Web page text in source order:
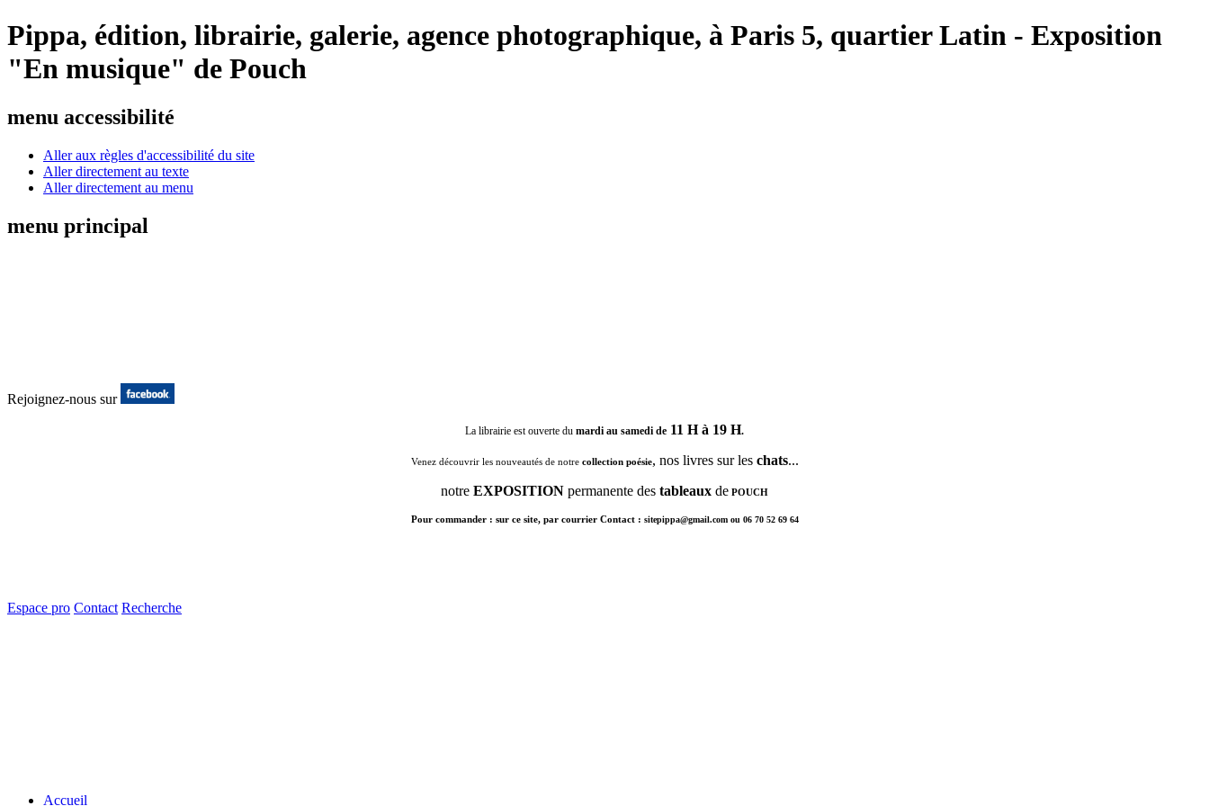
Pippa, édition, librairie, galerie, agence photographique, à Paris 5, quartier Latin - Exposition
"En musique" de Pouch
menu accessibilité
Aller aux règles d'accessibilité du site
Aller directement au texte
Aller directement au menu
menu principal
Rejoignez-nous sur
La librairie est ouverte du mardi au samedi de 11 H à 19 H.
Venez découvrir les nouveautés de notrecollection poésie, nos livres sur les chats...
notre EXPOSITION permanente des tableaux de POUCH
Pour commander : sur ce site, par courrier Contact : sitepippa@gmail.com ou 06 70 52 69 64
Espace pro Contact Recherche
Accueil